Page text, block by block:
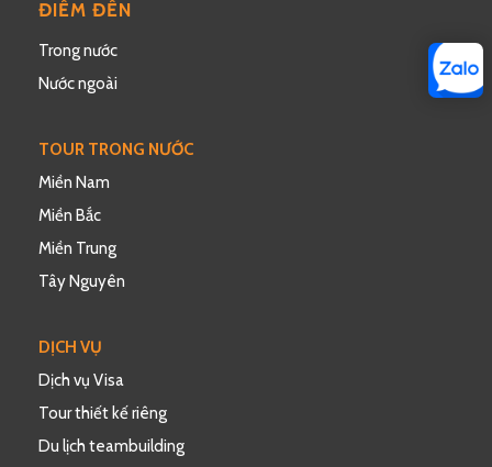
ĐIỂM ĐẾN
Trong nước
Nước ngoài
TOUR TRONG NƯỚC
Miền Nam
Miền Bắc
Miền Trung
Tây Nguyên
DỊCH VỤ
Dịch vụ Visa
Tour thiết kế riêng
Du lịch teambuilding